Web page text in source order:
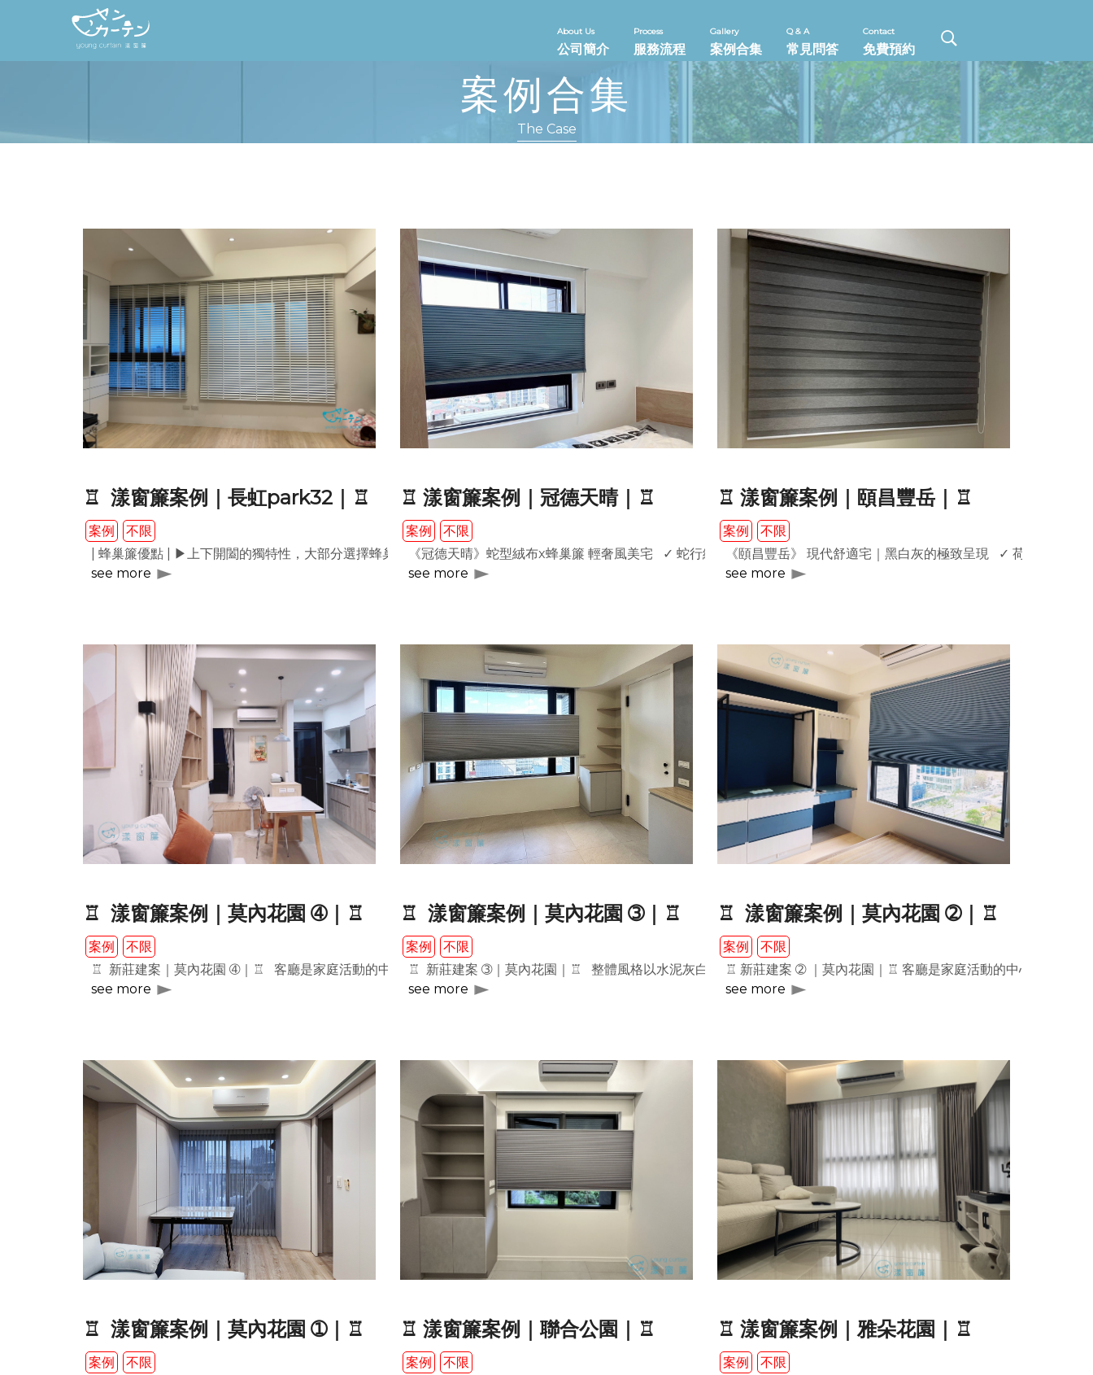
About Us
公司簡介
Process
服務流程
Gallery
案例合集
Q & A
常見問答
Contact
免費預約
案例合集
The Case
♖ 漾窗簾案例｜長虹park32｜♖
案例
不限
| 蜂巢簾優點 | ▶上下開闔的獨特性，大部分選擇蜂巢簾的客人，多是喜歡這種能夠作上下開闔，且能夠將蜂巢簾控制在窗戶中央，上半部能看得到窗外的景致，下半部又能提
see more
♖ 漾窗簾案例｜冠德天晴｜♖
案例
不限
《冠德天晴》蛇型絨布x蜂巢簾 輕奢風美宅 ✓ 蛇行絨布營造優雅、沉穩、大氣的風格 ✓ 使用雙色調配置 耐看又不失
see more
♖ 漾窗簾案例｜頤昌豐岳｜♖
案例
不限
《頤昌豐岳》 現代舒適宅｜黑白灰的極致呈現 ✓ 荷蘭製進口
see more
♖ 漾窗簾案例｜莫內花園 ➃｜♖
案例
不限
♖ 新莊建案｜莫內花園 ➃｜♖ 客廳是家庭活動的中心，而 ＃隔間的運用 更是巧思之一。 以 ＃米色麻感蛇行布簾 作為客廳隔間，不僅能夠有效節省預算與空間，更...
see more
♖ 漾窗簾案例｜莫內花園 ➂｜♖
案例
不限
♖ 新莊建案 ➂｜莫內花園｜♖ 整體風格以水泥灰白為主調，並融入了些許木質色彩，呈現出簡約俐落的現代風格，
see more
♖ 漾窗簾案例｜莫內花園 ➁｜♖
案例
不限
♖ 新莊建案 ➁ ｜莫內花園｜♖ 客廳是家庭活動的中心，因此我
see more
♖ 漾窗簾案例｜莫內花園 ➀｜♖
案例
不限
♖ 漾窗簾案例｜聯合公園｜♖
案例
不限
♖ 漾窗簾案例｜雅朵花園｜♖
案例
不限